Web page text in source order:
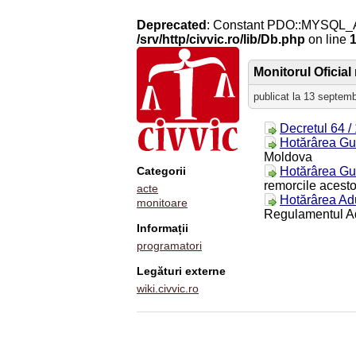
Deprecated : Constant
/srv/http/civvic.ro/lib/Db.php on line
Categorii
acte
monitoare
Informații
programatori
Legături externe
wiki.civvic.ro
Monitorul Oficial
publicat la 13
Decretul 64 /
Hotărârea
Moldova
Hotărârea
remorcile
Hotărârea
Regulamentul